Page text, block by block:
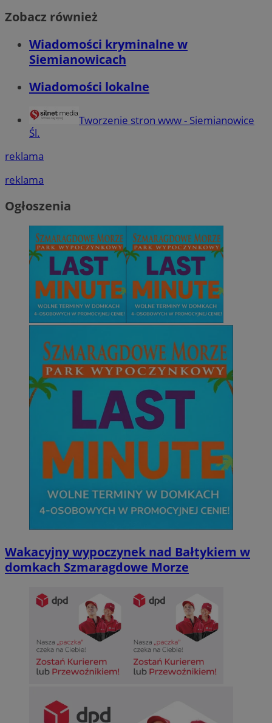
Zobacz również
Wiadomości kryminalne w
Siemianowicach
Wiadomości lokalne
Tworzenie stron www - Siemianowice
Śl.
reklama
reklama
Ogłoszenia
Wakacyjny wypoczynek nad Bałtykiem w
domkach Szmaragdowe Morze